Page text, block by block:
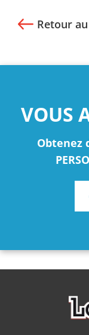
Retour
VOUS
Obtenez